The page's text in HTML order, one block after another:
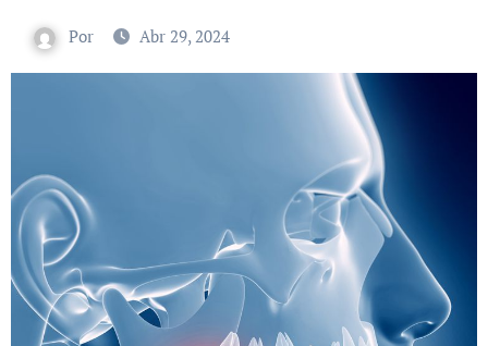
Por Abr 29, 2024